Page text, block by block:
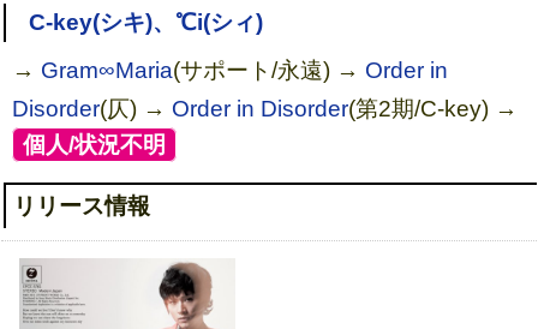
C-key(シキ)、℃i(シィ)
→ Gram∞Maria(サポート/永遠) → Order in
Disorder(仄) → Order in Disorder(第2期/C-key) →
[個人/状況不明
リリース情報
夢幻鳳影(通常盤)